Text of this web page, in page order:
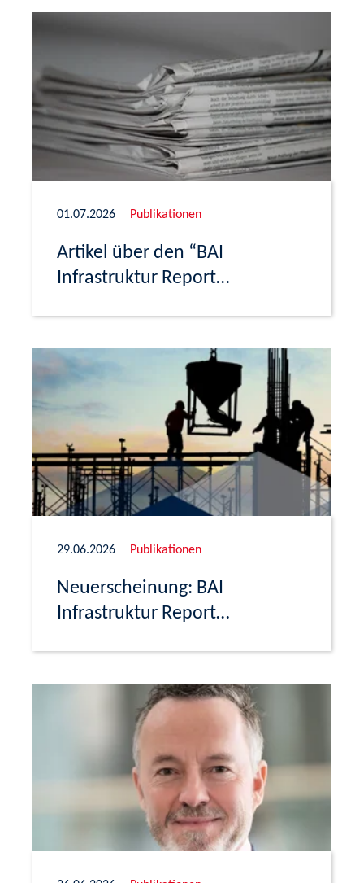
01.07.2026 Publikationen
Artikel über den “BAI
Infrastruktur Report
29.06.2026 Publikationen
Neuerscheinung: BAI
Infrastruktur Report